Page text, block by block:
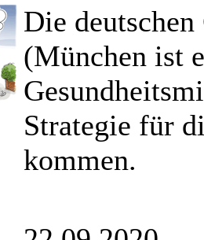
Die
(München ist
Strategie für
kommen.